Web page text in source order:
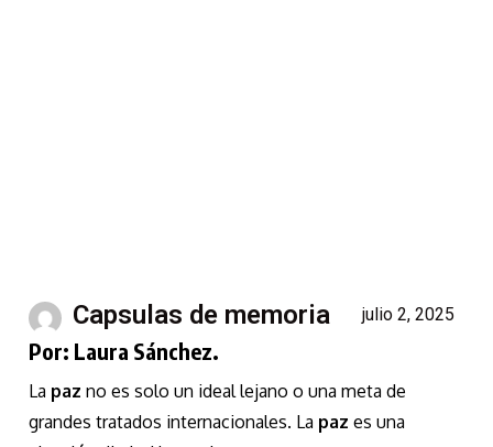
Capsulas de memoria julio 2, 2025
Por: Laura Sánchez.
La paz no es solo un ideal lejano o una meta de
grandes tratados internacionales. La paz es una